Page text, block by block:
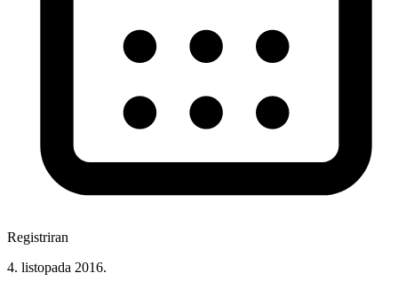
Registriran
4. listopada 2016.